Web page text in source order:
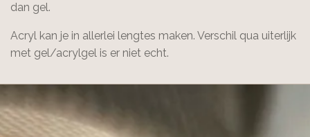
dan gel.
Acryl kan je in allerlei lengtes maken. Verschil qua uiterlijk
met gel/acrylgel is er niet echt.